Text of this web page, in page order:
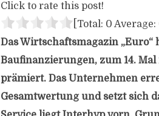
Click to rate this post!
[Total: 0 Average:
Das Wirtschaftsmagazin
Baufinanzierungen, zum 14.
prämiert. Das Unternehmen
Gesamtwertung und setzt sich